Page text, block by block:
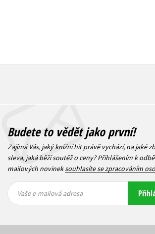
Budete to vědět jako první!
Zajímá Vás, jaký knižní hit právě vychází, na jaké
sleva, jaká běží soutěž o ceny? Přihlášením k
mailových novineksouhlasíte se zpracováním
mailová
mailová
Vaše e-mailová adresa